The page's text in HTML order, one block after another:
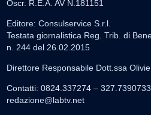
Oscr. R.E.A. AV N.181151
Editore: Consulservice S.r.l.
Testata giornalistica Reg. Trib. di
n. 244 del 26.02.2015
Direttore Responsabile Dott.ssa
Contatti: 0824.337274 – 327.7390733
redazione@labtv.net